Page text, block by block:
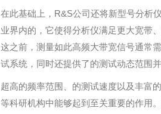
在此基础上，R&S公司还将新型号分析
业界内的，它使得分析仪满足更大宽带
这之前，测量如此高频大带宽信号通常
试系统，同时还提供了的测试动态范围并
超高的频率范围、的测试速度以及丰富
等科研机构中能够起到至关重要的作用